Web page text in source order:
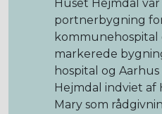
Huset Hejmdal
portnerbygning
kommunehospital
markerede
hospital og
Hejmdal indviet af
Mary som